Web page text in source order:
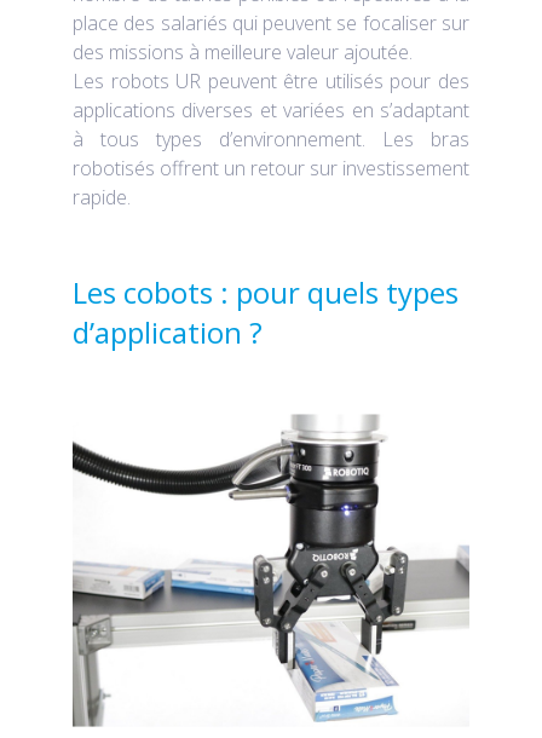
place des salariés qui peuvent se focaliser sur
des missions à meilleure valeur ajoutée.
Les robots UR peuvent être utilisés pour des
applications diverses et variées en s’adaptant
à tous types d’environnement. Les bras
robotisés offrent un retour sur investissement
rapide.
Les cobots : pour quels types
d’application ?
Automatisez vos tâches de
déplacements d’objets d’un point A vers
un point B. Ces déplacements sont
programmés (pour les robots UR
comme pour les robots MiR) afin de
laisser travailler les robots en toute
autonomie. Il est également possible
d’installer le robot UR sur le robot MiR
pour une plus grande liberté de
mouvements.